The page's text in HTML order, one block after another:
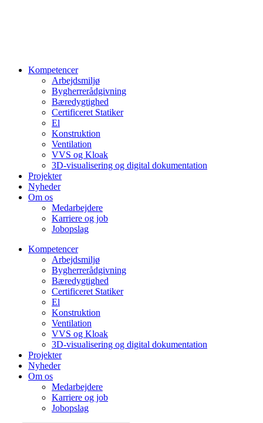
Kompetencer
Arbejdsmiljø
Bygherrerådgivning
Bæredygtighed
Certificeret Statiker
El
Konstruktion
Ventilation
VVS og Kloak
3D-visualisering og digital dokumentation
Projekter
Nyheder
Om os
Medarbejdere
Karriere og job
Jobopslag
Kompetencer
Arbejdsmiljø
Bygherrerådgivning
Bæredygtighed
Certificeret Statiker
El
Konstruktion
Ventilation
VVS og Kloak
3D-visualisering og digital dokumentation
Projekter
Nyheder
Om os
Medarbejdere
Karriere og job
Jobopslag